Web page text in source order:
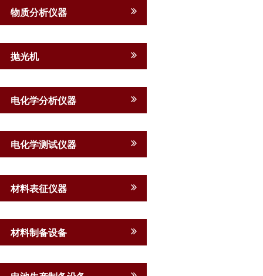
物质分析仪器
抛光机
电化学分析仪器
电化学测试仪器
材料表征仪器
材料制备设备